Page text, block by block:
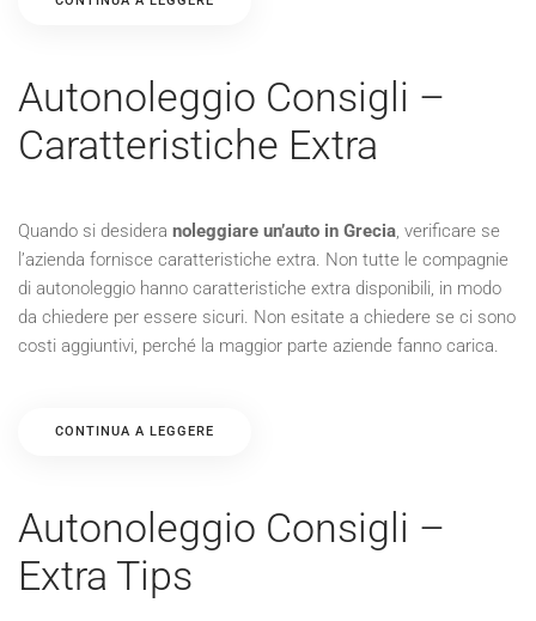
Autonoleggio Consigli –
Caratteristiche Extra
Quando si desidera noleggiare un’auto in Grecia, verificare se
l’azienda fornisce caratteristiche extra. Non tutte le compagnie
di autonoleggio hanno caratteristiche extra disponibili, in modo
da chiedere per essere sicuri. Non esitate a chiedere se ci sono
costi aggiuntivi, perché la maggior parte aziende fanno carica.
CONTINUA A LEGGERE
Autonoleggio Consigli –
Extra Tips